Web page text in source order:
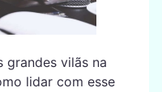
grandes vilãs na
lidar com esse